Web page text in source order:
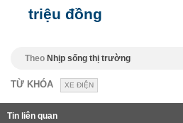
triệu đồng
Theo Nhịp sống thị trường
TỪ KHÓA XE ĐIỆN
Tin liên quan